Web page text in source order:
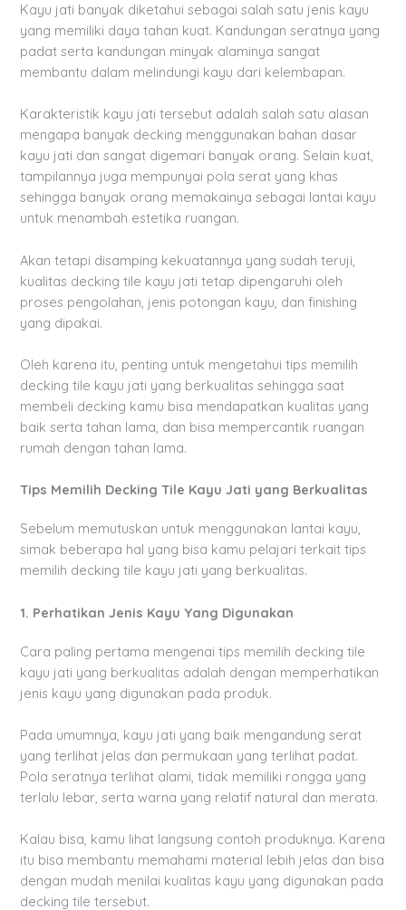
Kayu jati banyak diketahui sebagai salah satu jenis kayu
yang memiliki daya tahan kuat. Kandungan seratnya yang
padat serta kandungan minyak alaminya sangat
membantu dalam melindungi kayu dari kelembapan.
Karakteristik kayu jati tersebut adalah salah satu alasan
mengapa banyak decking menggunakan bahan dasar
kayu jati dan sangat digemari banyak orang. Selain kuat,
tampilannya juga mempunyai pola serat yang khas
sehingga banyak orang memakainya sebagai lantai kayu
untuk menambah estetika ruangan.
Akan tetapi disamping kekuatannya yang sudah teruji,
kualitas decking tile kayu jati tetap dipengaruhi oleh
proses pengolahan, jenis potongan kayu, dan finishing
yang dipakai.
Oleh karena itu, penting untuk mengetahui tips memilih
decking tile kayu jati yang berkualitas sehingga saat
membeli decking kamu bisa mendapatkan kualitas yang
baik serta tahan lama, dan bisa mempercantik ruangan
rumah dengan tahan lama.
Tips Memilih Decking Tile Kayu Jati yang Berkualitas
Sebelum memutuskan untuk menggunakan lantai kayu,
simak beberapa hal yang bisa kamu pelajari terkait tips
memilih decking tile kayu jati yang berkualitas.
1. Perhatikan Jenis Kayu Yang Digunakan
Cara paling pertama mengenai tips memilih decking tile
kayu jati yang berkualitas adalah dengan memperhatikan
jenis kayu yang digunakan pada produk.
Pada umumnya, kayu jati yang baik mengandung serat
yang terlihat jelas dan permukaan yang terlihat padat.
Pola seratnya terlihat alami, tidak memiliki rongga yang
terlalu lebar, serta warna yang relatif natural dan merata.
Kalau bisa, kamu lihat langsung contoh produknya. Karena
itu bisa membantu memahami material lebih jelas dan bisa
dengan mudah menilai kualitas kayu yang digunakan pada
decking tile tersebut.